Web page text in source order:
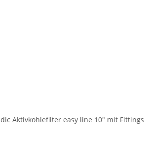
Aktivkohlefilter easy line 10" mit Fittings